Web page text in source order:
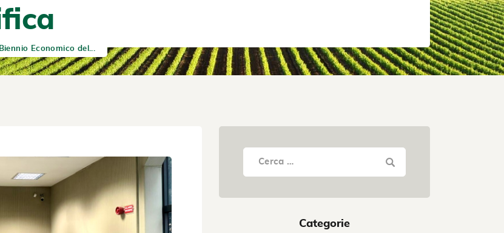
Economico del...
Categorie